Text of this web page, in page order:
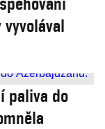
paliva do